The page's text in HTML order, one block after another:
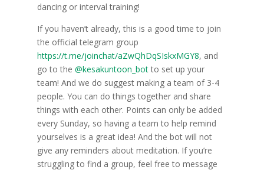
dancing or interval training!
If you haven’t already, this is a good time to join
the official telegram group
https://t.me/joinchat/aZwQhDqSIskxMGY8, and
go to the @kesakuntoon_botto set up your
team! And we do suggest making a team of 3-4
people. You can do things together and share
things with each other. Points can only be added
every Sunday, so having a team to help remind
yourselves is a great idea! And the bot will not
give any reminders about meditation. If you’re
struggling to find a group, feel free to message